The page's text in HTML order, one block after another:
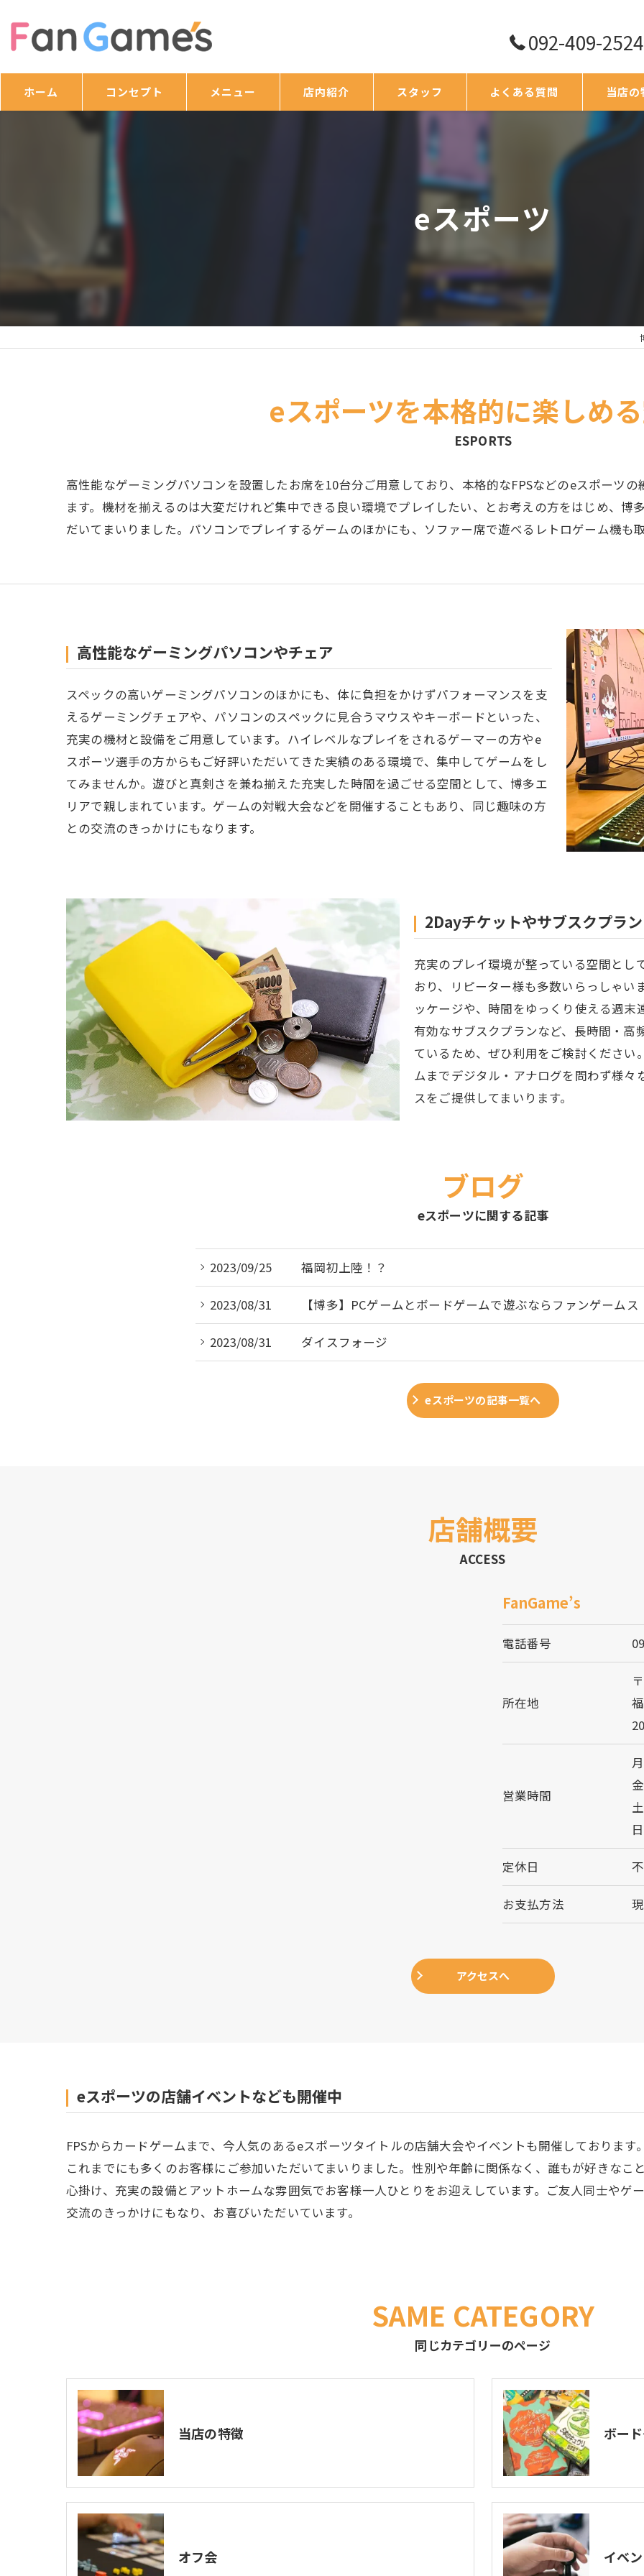
092-409-2524
ホーム コンセプト メニュー 店内紹介 スタッフ よくある質問 当店の
eスポーツ
eスポーツ
eスポーツを本格的に楽しめ
ESPORTS
高性能なゲーミングパソコンを設置したお席を10台分ご用意しており、本格的なFPSなどのeスポーツ
ます。機材を揃えるのは大変だけれど集中できる良い環境でプレイしたい、とお考えの方をはじめ、博
だいてまいりました。パソコンでプレイするゲームのほかにも、ソファー席で遊べるレトロゲーム機も
高性能なゲーミングパソコンやチェア
スペックの高いゲーミングパソコンのほかにも、体に負担をかけずパフォーマンスを支
えるゲーミングチェアや、パソコンのスペックに見合うマウスやキーボードといった、
充実の機材と設備をご用意しています。ハイレベルなプレイをされるゲーマーの方やe
スポーツ選手の方からもご好評いただいてきた実績のある環境で、集中してゲームをし
てみませんか。遊びと真剣さを兼ね揃えた充実した時間を過ごせる空間として、博多エ
リアで親しまれています。ゲームの対戦大会などを開催することもあり、同じ趣味の方
との交流のきっかけにもなります。
2Dayチケットやサブスクプラン
充実のプレイ環境が整っている空間と
おり、リピーター様も多数いらっしゃ
ッケージや、時間をゆっくり使える週
有効なサブスクプランなど、長時間・
ているため、ぜひ利用をご検討くださ
ムまでデジタル・アナログを問わず様
スをご提供してまいります。
ブログ
eスポーツに関する記事
2023/09/25 福岡初上陸！？
2023/08/31 【博多】PCゲームとボードゲームで遊ぶならファンゲームス
2023/08/31 ダイスフォージ
eスポーツの記事一覧へ
店舗概要
ACCESS
FanGame’s
電話番号
所在地
営業時間
定休日
お支払方法
アクセスへ
eスポーツの店舗イベントなども開催中
FPSからカードゲームまで、今人気のあるeスポーツタイトルの店舗大会やイベントも開催しておりま
これまでにも多くのお客様にご参加いただいてまいりました。性別や年齢に関係なく、誰もが好きな
心掛け、充実の設備とアットホームな雰囲気でお客様一人ひとりをお迎えしています。ご友人同士やゲ
交流のきっかけにもなり、お喜びいただいています。
同じカテゴリーのページ
SAME CATEGORY
当店の特徴 ボー
オフ会 イベ